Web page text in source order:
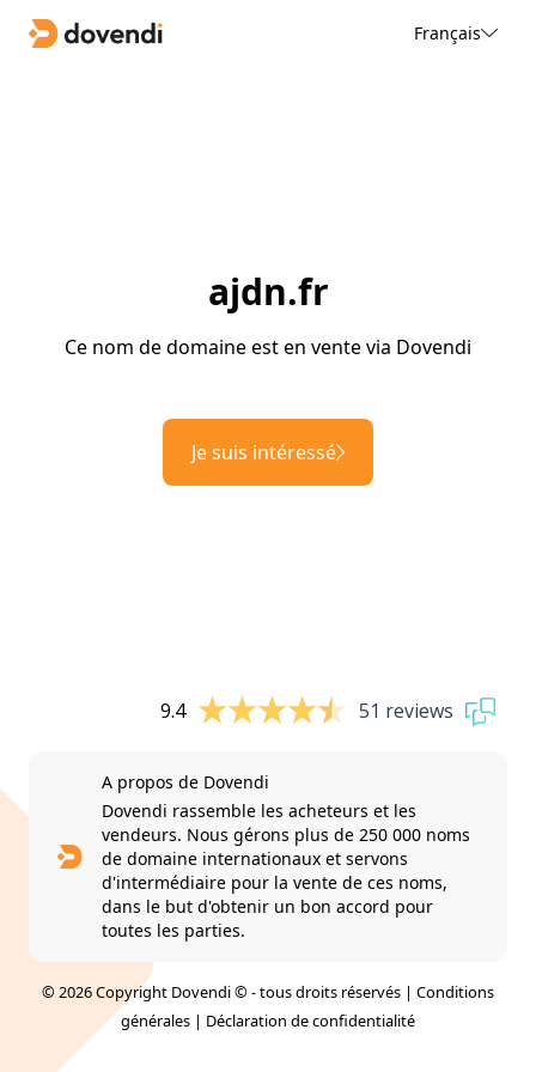
Français
ajdn.fr
Ce nom de domaine est en vente via Dovendi
Je suis intéressé
9.4 51 reviews
A propos de Dovendi
Dovendi rassemble les acheteurs et les
vendeurs. Nous gérons plus de 250 000 noms
de domaine internationaux et servons
d'intermédiaire pour la vente de ces noms,
dans le but d'obtenir un bon accord pour
toutes les parties.
© 2026 Copyright Dovendi © - tous droits réservés | Conditions
générales | Déclaration de confidentialité